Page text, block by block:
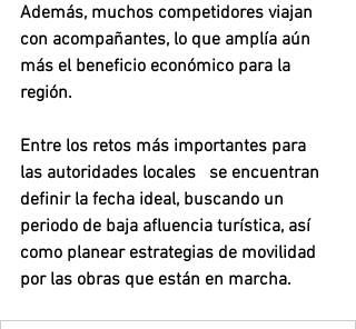
Además, muchos competidores viajan
con acompañantes, lo que amplía aún
más el beneficio económico para la
región.
Entre los retos más importantes para
las autoridades locales   se encuentran
definir la fecha ideal, buscando un
periodo de baja afluencia turística, así
como planear estrategias de movilidad
por las obras que están en marcha.